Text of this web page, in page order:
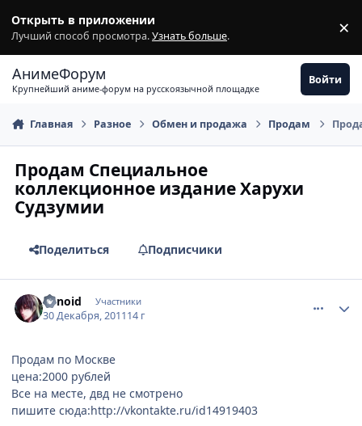
Открыть в приложении
Лучший способ просмотра.Узнать больше. ×
АнимеФорум
Крупнейший аниме-форум на русскоязычной площадке
Войти
Главная Разное Обмен и продажа Продам
Продам Специальное
коллекционное издание Харухи
Судзумии
Поделиться Подписчики
sirnoid Участники
30 Декабря, 201114 г
Продам по Москве
цена:2000 рублей
Все на месте, двд не смотрено
пишите сюда:http://vkontakte.ru/id14919403